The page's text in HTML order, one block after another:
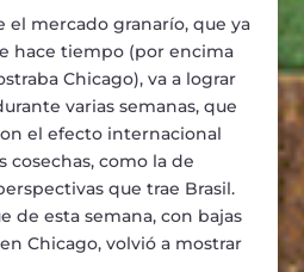
el mercado granarío, que ya
hace tiempo (por encima
Chicago), va a lograr
varias semanas, que
el efecto internacional
cosechas, como la de
que trae Brasil.
de esta semana, con bajas
Chicago, volvió a mostrar